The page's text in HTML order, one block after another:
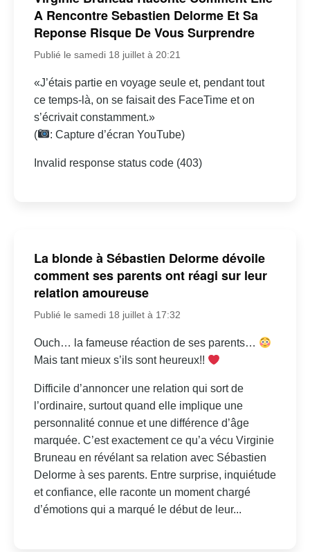
A Rencontre Sebastien Delorme Et Sa
Reponse Risque De Vous Surprendre
Publié le samedi 18 juillet à 20:21
«J’étais partie en voyage seule et, pendant tout
ce temps-là, on se faisait des FaceTime et on
s’écrivait constamment.»
(
: Capture d’écran YouTube)
Invalid response status code (403)
La blonde à Sébastien Delorme dévoile
comment ses parents ont réagi sur leur
relation amoureuse
Publié le samedi 18 juillet à 17:32
Ouch… la fameuse réaction de ses parents…
Mais tant mieux s’ils sont heureux!!
Difficile d’annoncer une relation qui sort de
l’ordinaire, surtout quand elle implique une
personnalité connue et une différence d’âge
marquée. C’est exactement ce qu’a vécu Virginie
Bruneau en révélant sa relation avec Sébastien
Delorme à ses parents. Entre surprise, inquiétude
et confiance, elle raconte un moment chargé
d’émotions qui a marqué le début de leur...